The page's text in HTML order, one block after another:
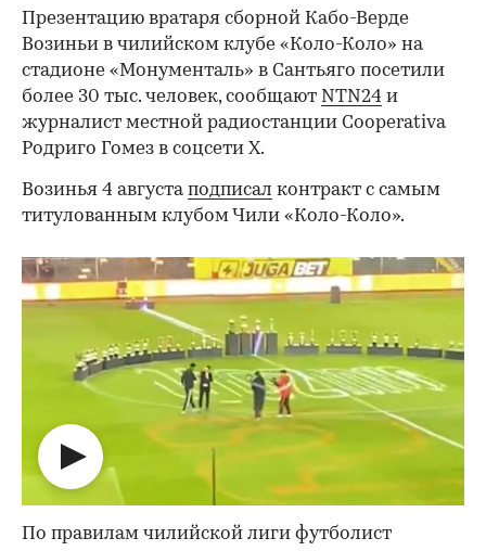
Презентацию вратаря сборной Кабо-Верде
Возиньи в чилийском клубе «Коло-Коло» на
стадионе «Монументаль» в Сантьяго посетили
более 30 тыс. человек, сообщают NTN24 и
журналист местной радиостанции Cooperativa
Родриго Гомез в соцсети Х.
Возинья 4 августаподписал контракт с самым
титулованным клубом Чили «Коло-Коло».
По правилам чилийской лиги футболист